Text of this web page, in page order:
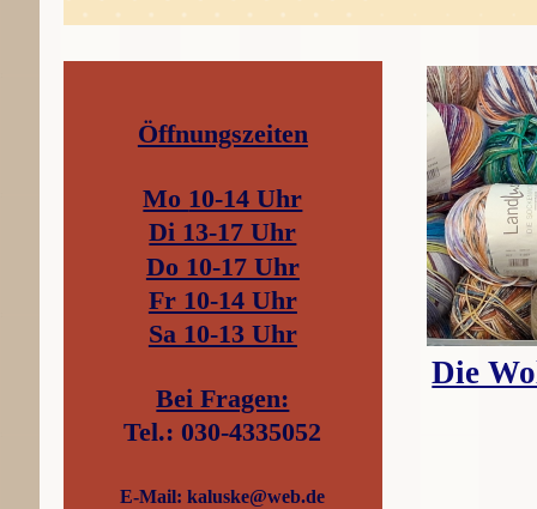
Die
Öffnungszeiten
Mo 10-14 Uhr
Di 13-17 Uhr
Do 10-17 Uhr
Fr 10-14 Uhr
Sa 10-13 Uhr
Bei Fragen:
Tel.: 030-4335052
E-Mail: kaluske@web.de